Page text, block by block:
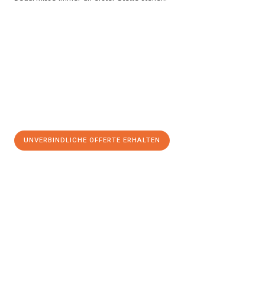
UNVERBINDLICHE OFFERTE ERHALTEN